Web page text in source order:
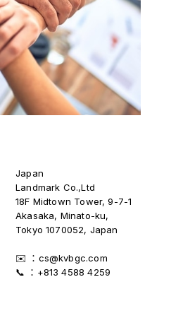
Japan
Landmark Co.,Ltd
18F Midtown Tower, 9-7-1
Akasaka, Minato-ku,
Tokyo 1070052, Japan
✉️ ：cs@kvbgc.com
📞 ：+813 4588 4259